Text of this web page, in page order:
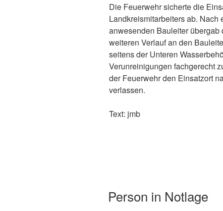
Die Feuerwehr sicherte die
Landkreismitarbeiters ab.
anwesenden Bauleiter
weiteren Verlauf an den
seitens der Unteren
Verunreinigungen fachgerecht
der Feuerwehr den Einsatzort
verlassen.
Text: jmb
Person in Notlage